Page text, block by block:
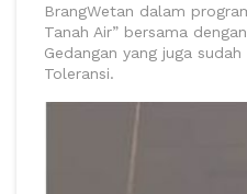
BrangWetan dalam
Tanah Air” bersama
Gedangan yang juga
Toleransi.